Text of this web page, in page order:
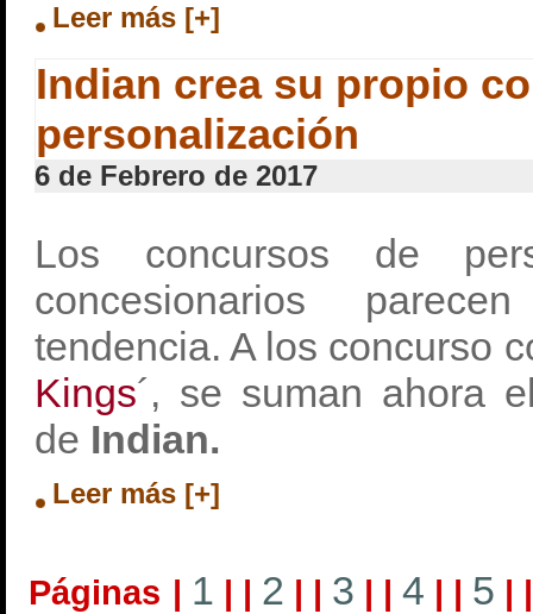
Leer más [+]
Indian crea su propio
personalización
6 de Febrero de 2017
Los concursos de
concesionarios
tendencia. A los concurso
Kings´, se suman ahora
de Indian.
Leer más [+]
Páginas | 1 | | 2 | | 3 | | 4 | | 5 |